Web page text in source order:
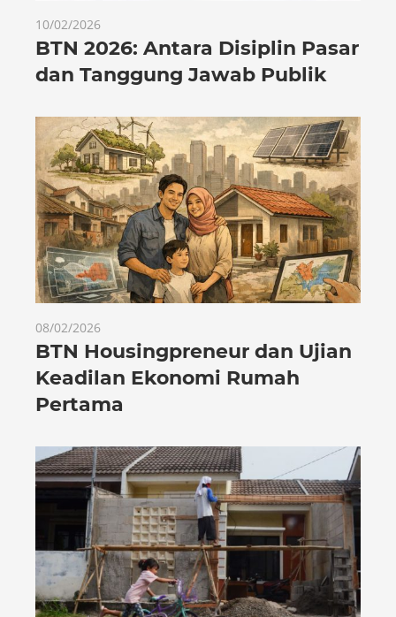
10/02/2026
BTN 2026: Antara Disiplin Pasar
dan Tanggung Jawab Publik
08/02/2026
BTN Housingpreneur dan Ujian
Keadilan Ekonomi Rumah
Pertama